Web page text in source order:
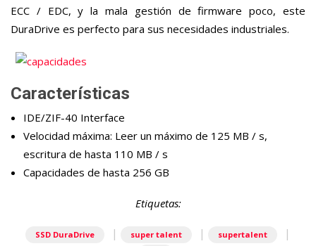
ECC / EDC, y la mala gestión de firmware poco, este
DuraDrive es perfecto para sus necesidades industriales.
Características
IDE/ZIF-40 Interface
Velocidad máxima: Leer un máximo de 125 MB / s,
escritura de hasta 110 MB / s
Capacidades de hasta 256 GB
Etiquetas:
SSD DuraDrive | super talent | supertalent |